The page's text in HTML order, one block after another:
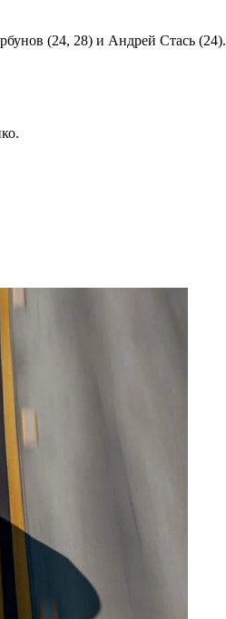
(24, 28) и Андрей Стась (24).